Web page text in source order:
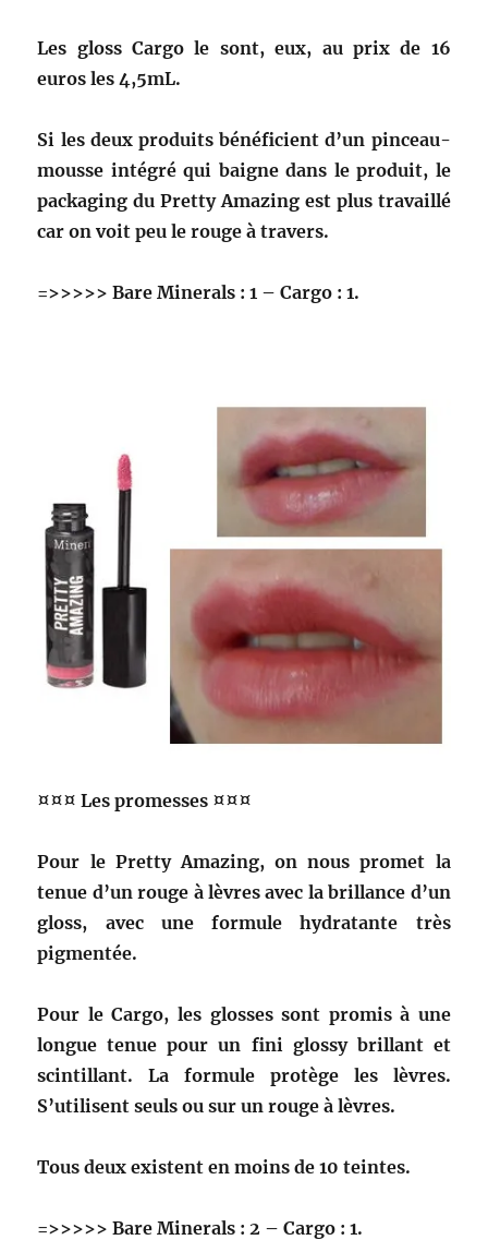
Les gloss Cargo le sont, eux, au prix de 16
euros les 4,5mL.
Si les deux produits bénéficient d’un pinceau-
mousse intégré qui baigne dans le produit, le
packaging du Pretty Amazing est plus travaillé
car on voit peu le rouge à travers.
=>>>>> Bare Minerals : 1 – Cargo : 1.
¤¤¤ Les promesses ¤¤¤
Pour le Pretty Amazing, on nous promet la
tenue d’un rouge à lèvres avec la brillance d’un
gloss, avec une formule hydratante très
pigmentée.
Pour le Cargo, les glosses sont promis à une
longue tenue pour un fini glossy brillant et
scintillant. La formule protège les lèvres.
S’utilisent seuls ou sur un rouge à lèvres.
Tous deux existent en moins de 10 teintes.
=>>>>> Bare Minerals : 2 – Cargo : 1.